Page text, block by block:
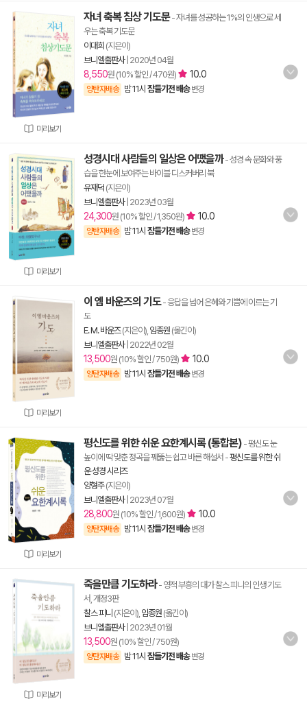
미리보기
자녀 축복 침상 기도문- 자녀를 성공하는 1%의 인생으로 세
우는 축복 기도문
이대희 (지은이)
브니엘출판사| 2020년 04월
8,550원 (10% 할인 / 470원) 10.0
양탄자배송 밤 11시 잠들기전 배송 변경
미리보기
성경시대 사람들의 일상은 어땠을까- 성경 속 문화와 풍
습을 한눈에 보여주는 바이블 디스커버리 북
유재덕 (지은이)
브니엘출판사| 2023년 03월
24,300원 (10% 할인 / 1,350원) 10.0
양탄자배송 밤 11시 잠들기전 배송 변경
미리보기
이 엠 바운즈의 기도- 응답을 넘어 은혜와 기쁨에 이르는 기
도
E. M. 바운즈(지은이), 임종원 (옮긴이)
브니엘출판사| 2022년 02월
13,500원 (10% 할인 / 750원) 10.0
양탄자배송 밤 11시 잠들기전 배송 변경
미리보기
평신도를 위한 쉬운 요한계시록 (통합본) - 평신도 눈
높이에 딱 맞춘 정곡을 꿰뚫는 쉽고 바른 해설서 -평신도를 위한 쉬
운 성경 시리즈
양형주(지은이)
브니엘출판사| 2023년 07월
28,800원 (10% 할인 / 1,600원) 10.0
양탄자배송 밤 11시 잠들기전 배송 변경
미리보기
죽을만큼 기도하라- 영적 부흥의 대가 찰스 피니의 인생 기도
서, 개정3판
찰스 피니 (지은이), 임종원 (옮긴이)
브니엘출판사| 2023년 01월
13,500원 (10% 할인 / 750원)
양탄자배송 밤 11시 잠들기전 배송 변경